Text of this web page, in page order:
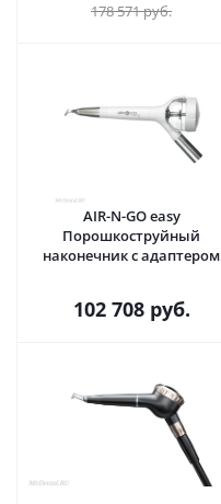
178 571руб.
AIR-N-GO easy
Порошкоструйный
наконечник с адаптером
102 708руб.